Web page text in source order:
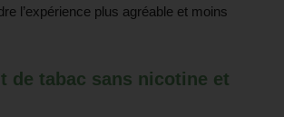
l’expérience plus agréable et moins
de tabac sans nicotine et